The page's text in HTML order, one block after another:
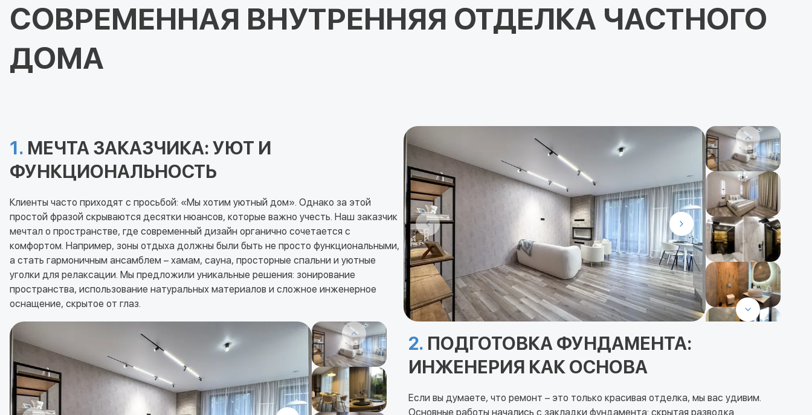
СОВРЕМЕННАЯ ВНУТРЕННЯЯ ОТДЕЛКА ЧАСТНОГО
ДОМА
1. МЕЧТА ЗАКАЗЧИКА: УЮТ И
ФУНКЦИОНАЛЬНОСТЬ
Клиенты часто приходят с просьбой: «Мы хотим уютный дом». Однако за этой
простой фразой скрываются десятки нюансов, которые важно учесть. Наш заказчик
мечтал о пространстве, где современный дизайн органично сочетается с
комфортом. Например, зоны отдыха должны были быть не просто функциональными,
а стать гармоничным ансамблем – хамам, сауна, просторные спальни и уютные
уголки для релаксации. Мы предложили уникальные решения: зонирование
пространства, использование натуральных материалов и сложное инженерное
оснащение, скрытое от глаз.
2. ПОДГОТОВКА ФУНДАМЕНТА:
ИНЖЕНЕРИЯ КАК ОСНОВА
Если вы думаете, что ремонт – это только красивая отделка, мы вас удивим.
Основные работы начались с закладки фундамента: скрытая разводка